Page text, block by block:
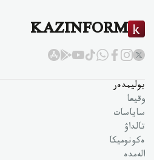
KAZINFORM
بوليمدەر
وقيعا
ساياسات
تالداۋ
ەكونوميكا
الەمدە